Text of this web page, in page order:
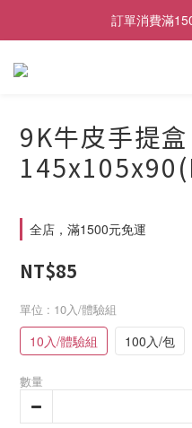
[限時優惠] 即日起登入會
訂單消費滿
找包材，就
9K牛皮手提盒
全店，滿1500元免運
NT$85
單位 : 10入/體驗組
10入/體驗組 100入/包
數量